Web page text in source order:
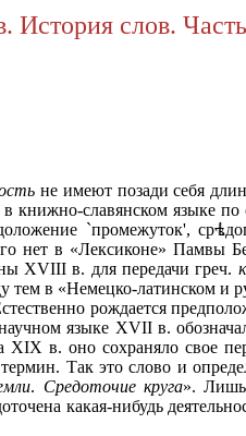
История слов. Часть
не имеют позади себя
книжно-славянском языке
`промежуток', ср
нет в «Лексиконе» Памвы
XVIII в. для передачи греч.
тем в «Немецко-латинском и
рождается
языке XVII в.
в. оно сохраняло свое
Так это слово и
. Средоточие круга». Лишь
какая-нибудь